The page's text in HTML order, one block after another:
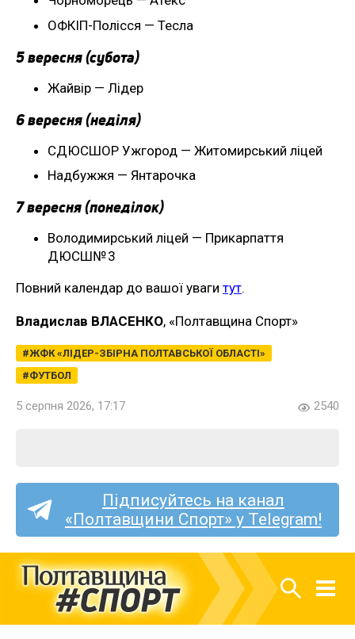
ОФКІП-Полісся — Тесла
5 вересня (субота)
Жайвір — Лідер
6 вересня (неділя)
СДЮСШОР Ужгород — Житомирський ліцей
Надбужжя — Янтарочка
7 вересня (понеділок)
Володимирський ліцей — Прикарпаття
ДЮСШ№ 3
Повний календар до вашої уваги тут.
Владислав ВЛАСЕНКО, «Полтавщина Спорт»
ЖФК «ЛІДЕР-ЗБІРНА ПОЛТАВСЬКОЇ ОБЛАСТІ»
ФУТБОЛ
5 серпня 2026, 17:17 2540
Підписуйтесь на канал
«Полтавщини Спорт» у Telegram!